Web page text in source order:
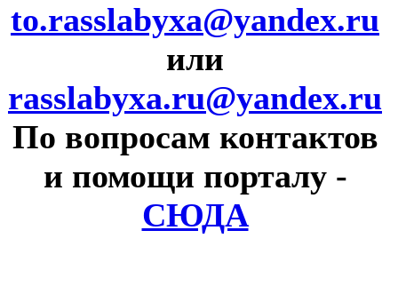
to.rasslabyxa@yandex.ru
или
rasslabyxa.ru@yandex.ru
По вопросам контактов
и помощи порталу -
СЮДА